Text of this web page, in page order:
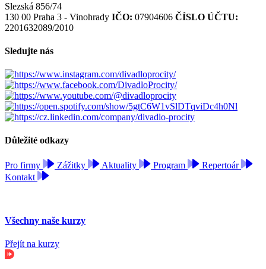
Slezská 856/74
130 00 Praha 3 - Vinohrady IČO: 07904606 ČÍSLO ÚČTU:
2201632089/2010
Sledujte nás
Důležité odkazy
Pro firmy Zážitky Aktuality Program
Repertoár
Kontakt
Všechny naše kurzy
Přejít na kurzy